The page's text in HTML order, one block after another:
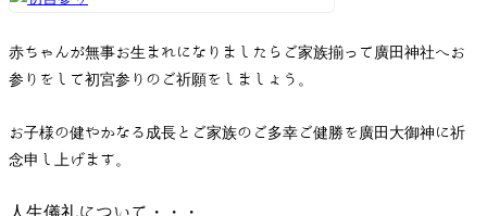
赤ちゃんが無事お生まれになりましたらご家族揃って廣田神社へお
参りをして初宮参りのご祈願をしましょう。
お子様の健やかなる成長とご家族のご多幸ご健勝を廣田大御神に祈
念申し上げます。